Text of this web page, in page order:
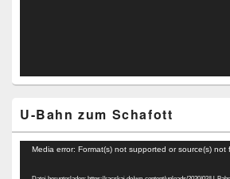
U-Bahn zum Schafott
Video-
Media error: Format(s) not supported or source(s) not